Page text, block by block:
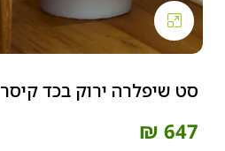
Click to enlarge
סט שיפלרה ירוק בכד קיסר
₪ 647